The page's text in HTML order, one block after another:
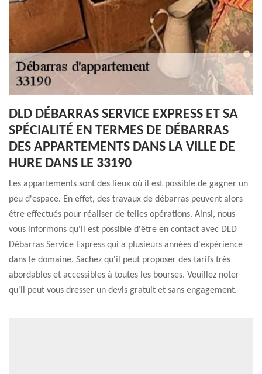
DLD DÉBARRAS SERVICE EXPRESS ET SA
SPÉCIALITÉ EN TERMES DE DÉBARRAS
DES APPARTEMENTS DANS LA VILLE DE
HURE DANS LE 33190
Les appartements sont des lieux où il est possible de gagner un
peu d'espace. En effet, des travaux de débarras peuvent alors
être effectués pour réaliser de telles opérations. Ainsi, nous
vous informons qu'il est possible d'être en contact avec DLD
Débarras Service Express qui a plusieurs années d'expérience
dans le domaine. Sachez qu'il peut proposer des tarifs très
abordables et accessibles à toutes les bourses. Veuillez noter
qu'il peut vous dresser un devis gratuit et sans engagement.